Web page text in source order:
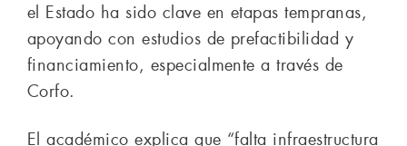
el Estado ha sido clave en etapas tempranas,
apoyando con estudios de prefactibilidad y
financiamiento, especialmente a través de
Corfo.
El académico explica que “falta infraestructura